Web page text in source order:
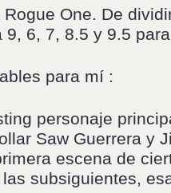
One. De
9, 6, 7, 8.5 y 9.5
para mí :
personaje
Saw Guerrera y
escena de
subsiguientes,